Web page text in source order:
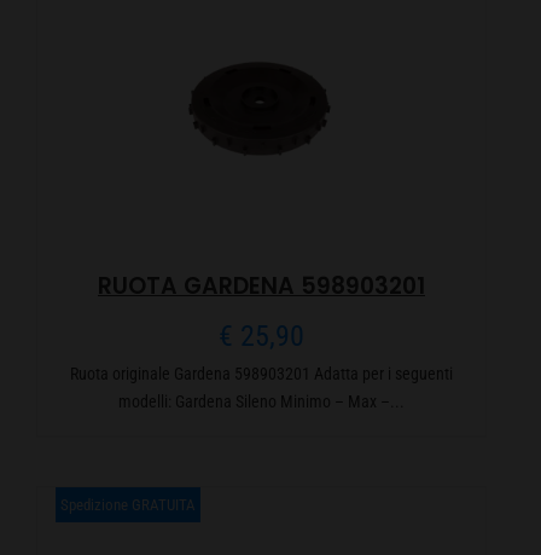
RUOTA GARDENA 598903201
€ 25,90
Ruota originale Gardena 598903201 Adatta per i seguenti
modelli: Gardena Sileno Minimo – Max –...
Spedizione GRATUITA